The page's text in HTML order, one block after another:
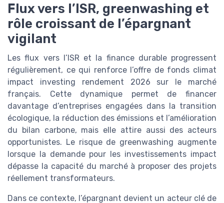
Flux vers l’ISR, greenwashing et
rôle croissant de l’épargnant
vigilant
Les flux vers l’ISR et la finance durable progressent
régulièrement, ce qui renforce l’offre de fonds climat
impact investing rendement 2026 sur le marché
français. Cette dynamique permet de financer
davantage d’entreprises engagées dans la transition
écologique, la réduction des émissions et l’amélioration
du bilan carbone, mais elle attire aussi des acteurs
opportunistes. Le risque de greenwashing augmente
lorsque la demande pour les investissements impact
dépasse la capacité du marché à proposer des projets
réellement transformateurs.
Dans ce contexte, l’épargnant devient un acteur clé de